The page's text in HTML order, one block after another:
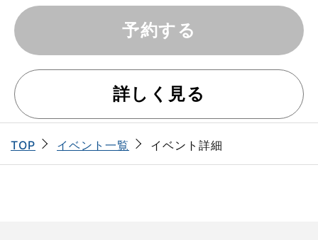
予約する
詳しく見る
TOP イベント一覧 イベント詳細